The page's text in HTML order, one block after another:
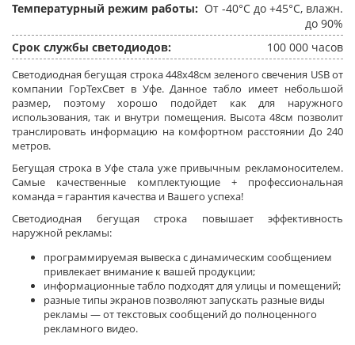
Температурный режим работы: От -40°C до +45°C, влажн.
до 90%
Срок службы светодиодов:
100 000 часов
Светодиодная бегущая строка 448x48см зеленого свечения USB от
компании ГорТехСвет в Уфе. Данное табло имеет небольшой
размер, поэтому хорошо подойдет как для наружного
использования, так и внутри помещения. Высота 48см позволит
транслировать информацию на комфортном расстоянии До 240
метров.
Бегущая строка в Уфе стала уже привычным рекламоносителем.
Самые качественные комплектующие + профессиональная
команда = гарантия качества и Вашего успеха!
Светодиодная бегущая строка повышает эффективность
наружной рекламы:
программируемая вывеска с динамическим сообщением
привлекает внимание к вашей продукции;
информационные табло подходят для улицы и помещений;
разные типы экранов позволяют запускать разные виды
рекламы — от текстовых сообщений до полноценного
рекламного видео.